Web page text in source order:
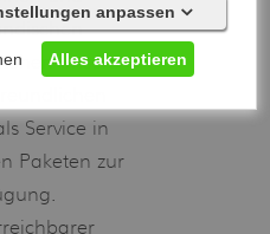
unsere
Service in
Paketen zur
anpassen
Alles akzeptieren
Notwendig (0)